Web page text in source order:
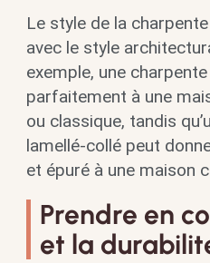
Le style de la
avec le style
exemple, une
parfaitement à une
ou classique, tandis
lamellé-collé peut
et épuré à une maison
Prendre en
et la